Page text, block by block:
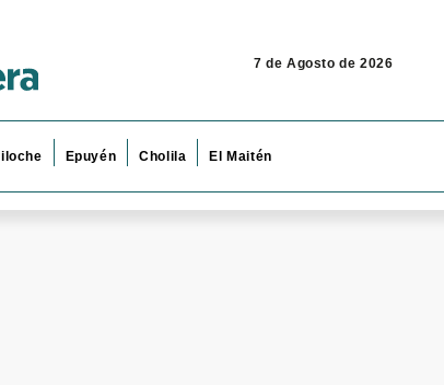
7 de Agosto de 2026
Epuyén Cholila El Maitén